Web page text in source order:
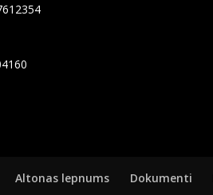
Altonas lepnums Dokumenti